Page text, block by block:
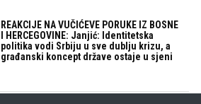
REAKCIJE NA VUČIĆEVE PORUKE IZ BOSNE
I HERCEGOVINE: Janjić: Identitetska
politika vodi Srbiju u sve dublju krizu, a
građanski koncept države ostaje u sjeni